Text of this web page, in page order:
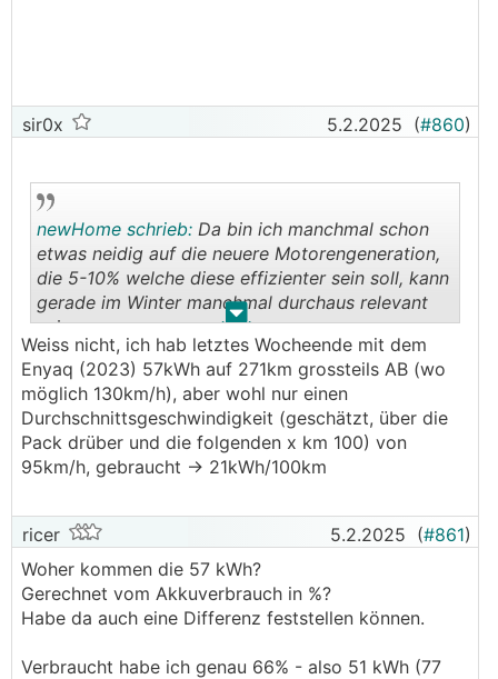
sir0x 5.2.2025 (#860)
. .
newHome schrieb: Da bin ich manchmal schon
etwas neidig auf die neuere Motorengeneration,
die 5-10% welche diese effizienter sein soll, kann
gerade im Winter manchmal durchaus relevant
sein.
Viel Spaß mit dem tollen Auto!
Weiss nicht, ich hab letztes Wocheende mit dem
Enyaq (2023) 57kWh auf 271km grossteils AB (wo
möglich 130km/h), aber wohl nur einen
Durchschnittsgeschwindigkeit (geschätzt, über die
Pack drüber und die folgenden x km 100) von
95km/h, gebraucht -> 21kWh/100km
ricer 5.2.2025 (#861)
Woher kommen die 57 kWh?
Gerechnet vom Akkuverbrauch in %?
Habe da auch eine Differenz feststellen können.
Verbraucht habe ich genau 66% - also 51 kWh (77